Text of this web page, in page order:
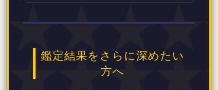
鑑定結果をさらに深めたい
方へ